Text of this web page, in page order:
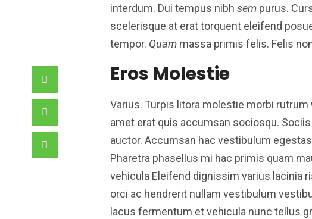
interdum. Dui tempus nibh sem purus.
scelerisque at erat torquent eleifend
tempor. Quam massa primis felis. Felis
Eros Molestie
Varius. Turpis litora molestie morbi rutrum
amet erat quis accumsan sociosqu.
auctor. Accumsan hac vestibulum
Pharetra phasellus mi hac primis quam
vehicula Eleifend dignissim varius lacinia
orci ac hendrerit nullam vestibulum
lacus fermentum et vehicula nunc tellus